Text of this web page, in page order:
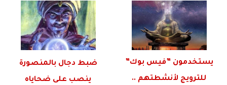
يستخدمون ”فيس بوك”
للترويج لأنشطتهم ..
ضبط دجال بالمنصورة
ينصب على ضحاياه